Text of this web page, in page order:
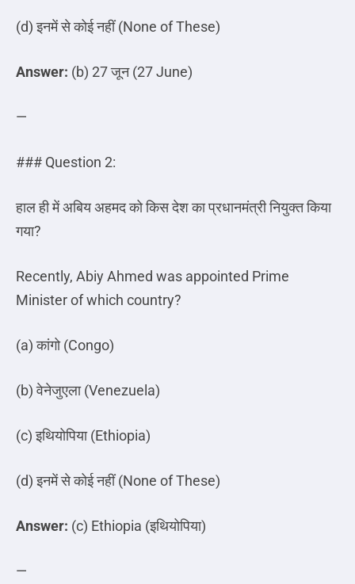
(d)इनमेंसेकोईनहीं(None of These)
Answer: (b) 27जून(27 June)
—
### Question 2:
हाल ही में अबिय अहमद को किस देश का प्रधानमंत्री नियुक्त किया
गया?
Recently, Abiy Ahmed was appointed Prime
Minister of which country?
(a)कांगो(Congo)
(b)वेनेजुएला(Venezuela)
(c)इथियोपिया(Ethiopia)
(d)इनमेंसेकोईनहीं(None of These)
Answer: (c) Ethiopia (इथियोपिया)
—